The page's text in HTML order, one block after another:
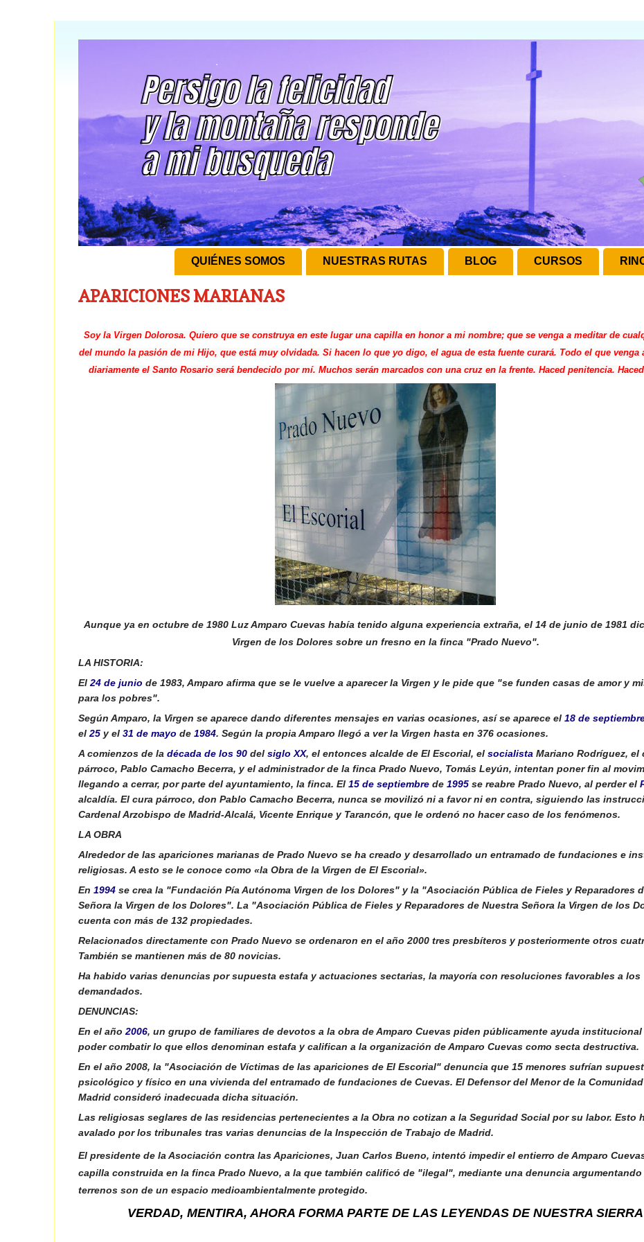
QUIÉNES SOMOS NUESTRAS RUTAS BLOG CURSOS
APARICIONES MARIANAS
Soy la Virgen Dolorosa. Quiero que se construya en este lugar una capilla en honor a mi nombre; que se venga a meditar de
del mundo la pasión de mi Hijo, que está muy olvidada. Si hacen lo que yo digo, el agua de esta fuente curará. Todo el que venga
diariamente el Santo Rosario será bendecido por mí. Muchos serán marcados con una cruz en la frente. Haced penitencia.
Aunque ya en octubre de 1980 Luz Amparo Cuevas había tenido alguna experiencia extraña, el 14 de junio de 1981
Virgen de los Dolores sobre un fresno en la finca "Prado Nuevo".
LA HISTORIA:
El 24 de junio de 1983, Amparo afirma que se le vuelve a aparecer la Virgen y le pide que "se funden casas de amor y
para los pobres".
Según Amparo, la Virgen se aparece dando diferentes mensajes en varias ocasiones, así se aparece el 18 de
el 25 y el 31 de mayo de 1984. Según la propia Amparo llegó a ver la Virgen hasta en 376 ocasiones.
A comienzos de la década de los 90 del siglo XX, el entonces alcalde de El Escorial, el socialista Mariano Rodríguez, el
párroco, Pablo Camacho Becerra, y el administrador de la finca Prado Nuevo, Tomás Leyún, intentan poner fin al
llegando a cerrar, por parte del ayuntamiento, la finca. El 15 de septiembre de 1995 se reabre Prado Nuevo, al perder el
alcaldía. El cura párroco, don Pablo Camacho Becerra, nunca se movilizó ni a favor ni en contra, siguiendo las
Cardenal Arzobispo de Madrid-Alcalá, Vicente Enrique y Tarancón, que le ordenó no hacer caso de los fenómenos.
LA OBRA
Alrededor de las apariciones marianas de Prado Nuevo se ha creado y desarrollado un entramado de fundaciones e
religiosas. A esto se le conoce como «la Obra de la Virgen de El Escorial».
En 1994 se crea la "Fundación Pía Autónoma Virgen de los Dolores" y la "Asociación Pública de Fieles y Reparadores
Señora la Virgen de los Dolores". La "Asociación Pública de Fieles y Reparadores de Nuestra Señora la Virgen de los
cuenta con más de 132 propiedades.
Relacionados directamente con Prado Nuevo se ordenaron en el año 2000 tres presbíteros y posteriormente otros
También se mantienen más de 80 novicias.
Ha habido varias denuncias por supuesta estafa y actuaciones sectarias, la mayoría con resoluciones favorables a los
demandados.
DENUNCIAS:
En el año 2006, un grupo de familiares de devotos a la obra de Amparo Cuevas piden públicamente ayuda institucional
poder combatir lo que ellos denominan estafa y califican a la organización de Amparo Cuevas como secta destructiva.
En el año 2008, la "Asociación de Víctimas de las apariciones de El Escorial" denuncia que 15 menores sufrían
psicológico y físico en una vivienda del entramado de fundaciones de Cuevas. El Defensor del Menor de la
Madrid consideró inadecuada dicha situación.
Las religiosas seglares de las residencias pertenecientes a la Obra no cotizan a la Seguridad Social por su labor. Esto
avalado por los tribunales tras varias denuncias de la Inspección de Trabajo de Madrid.
El presidente de la Asociación contra las Apariciones, Juan Carlos Bueno, intentó impedir el entierro de Amparo
capilla construida en la finca Prado Nuevo, a la que también calificó de "ilegal", mediante una denuncia
terrenos son de un espacio medioambientalmente protegido.
VERDAD, MENTIRA, AHORA FORMA PARTE DE LAS LEYENDAS DE NUESTRA SIERRA